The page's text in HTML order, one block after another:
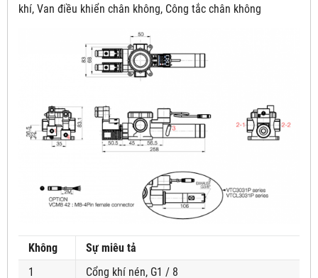
khí, Van điều khiển chân không, Công tắc chân không
Không
Sự miêu tả
1
Cổng khí nén, G1 / 8